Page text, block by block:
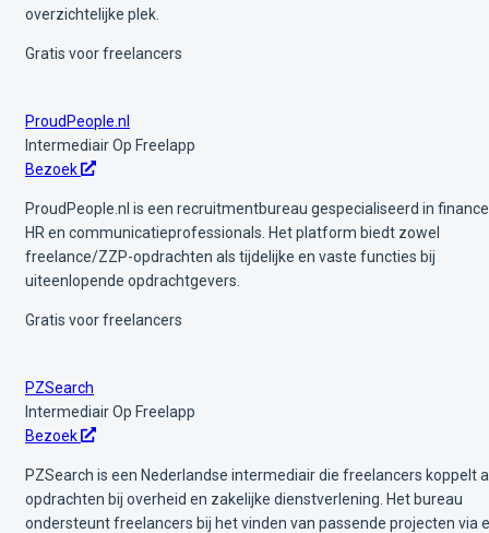
overzichtelijke plek.
Gratis voor freelancers
ProudPeople.nl
IntermediairOp Freelapp
Bezoek
ProudPeople.nl is een recruitmentbureau gespecialiseerd in
HR en communicatieprofessionals. Het platform biedt zowel
freelance/ZZP-opdrachten als tijdelijke en vaste functies bij
uiteenlopende opdrachtgevers.
Gratis voor freelancers
PZSearch
IntermediairOp Freelapp
Bezoek
PZSearch is een Nederlandse intermediair die freelancers koppelt
opdrachten bij overheid en zakelijke dienstverlening. Het bureau
ondersteunt freelancers bij het vinden van passende projecten via